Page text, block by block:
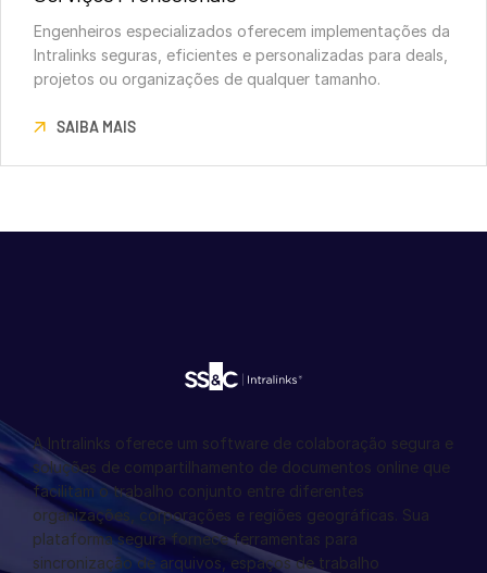
Engenheiros especializados oferecem implementações da
Intralinks seguras, eficientes e personalizadas para deals,
projetos ou organizações de qualquer tamanho.
SAIBA MAIS
A Intralinks oferece um software de colaboração segura e
soluções de compartilhamento de documentos online que
facilitam o trabalho conjunto entre diferentes
organizações, corporações e regiões geográficas. Sua
plataforma segura fornece ferramentas para
sincronização de arquivos, espaços de trabalho